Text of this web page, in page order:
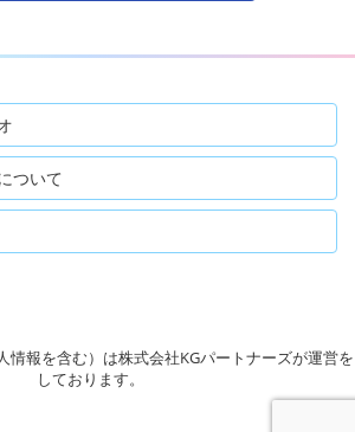
ついて
情報を含む）は株式会社KGパートナーズが運営を
しております。